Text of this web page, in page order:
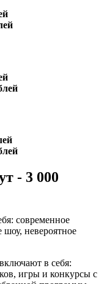
- 3 000
современное
шоу, невероятное
включают в себя:
игры и конкурсы с